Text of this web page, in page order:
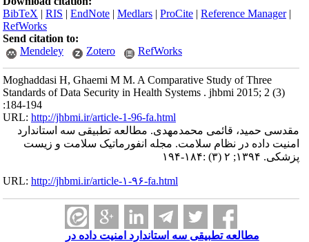
BibTeX |RIS |EndNote |Medlars |ProCite |Reference Manager
RefWorks
Send citation to:
Mendeley
Zotero RefWorks
Moghaddasi H, Ghaemi M M. A Comparative Study of Three
Standards of Data Security in Health Systems . jhbmi 2015; 2 (3)
:184-194
URL:http://jhbmi.ir/article-1-96-fa.html
مقدسی حمید، قائمی محمدمهدی. مطالعه تطبیقی سه استاندارد
امنیت داده در نظام سلامت. مجله انفورماتیک سلامت و زیست
پزشکی. ۱۳۹۴; ۲ (۳) :۱۸۴-۱۹۴
URL:http://jhbmi.ir/article-۱-۹۶-fa.html
مطالعه تطبیقی سه استاندارد امنیت داده در